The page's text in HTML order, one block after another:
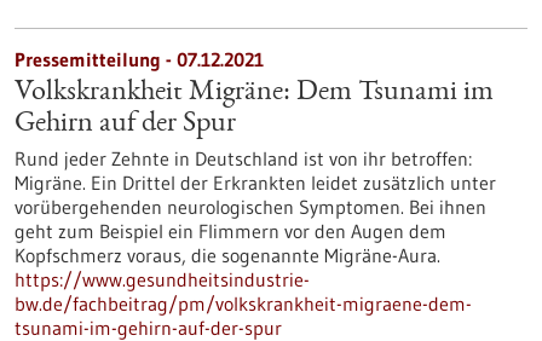
Pressemitteilung - 07.12.2021
Volkskrankheit Migräne: Dem Tsunami im
Gehirn auf der Spur
Rund jeder Zehnte in Deutschland ist von ihr betroffen:
Migräne. Ein Drittel der Erkrankten leidet zusätzlich unter
vorübergehenden neurologischen Symptomen. Bei ihnen
geht zum Beispiel ein Flimmern vor den Augen dem
Kopfschmerz voraus, die sogenannte Migräne-Aura.
https://www.gesundheitsindustrie-
bw.de/fachbeitrag/pm/volkskrankheit-migraene-dem-
tsunami-im-gehirn-auf-der-spur